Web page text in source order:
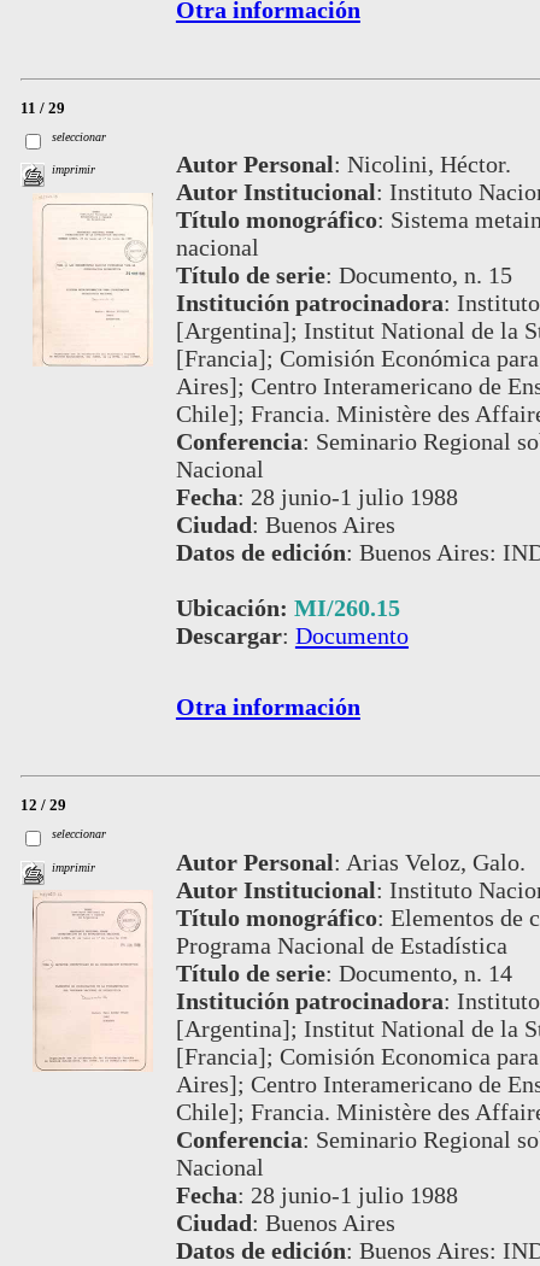
Otra información
11 / 29
seleccionar
imprimir Autor Personal: Nicolini, Héctor.
Autor Institucional: Instituto
Título monográfico: Sistema
nacional
Título de serie: Documento, n. 15
Institución patrocinadora:
[Argentina]; Institut National de la
[Francia]; Comisión Económica
Aires]; Centro Interamericano de
Chile]; Francia. Ministère des
Conferencia: Seminario Regional
Nacional
Fecha: 28 junio-1 julio 1988
Ciudad: Buenos Aires
Datos de edición: Buenos Aires:
Ubicación: MI/260.15
Descargar: Documento
Otra información
12 / 29
seleccionar
imprimir Autor Personal: Arias Veloz, Galo.
Autor Institucional: Instituto
Título monográfico: Elementos de
Programa Nacional de Estadística
Título de serie: Documento, n. 14
Institución patrocinadora:
[Argentina]; Institut National de la
[Francia]; Comisión Economica
Aires]; Centro Interamericano de
Chile]; Francia. Ministère des
Conferencia: Seminario Regional
Nacional
Fecha: 28 junio-1 julio 1988
Ciudad: Buenos Aires
Datos de edición: Buenos Aires: